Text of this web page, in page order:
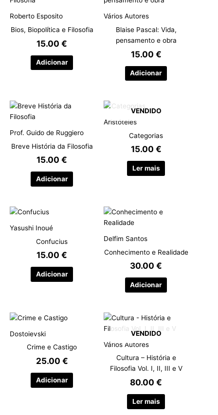
Roberto Esposito
Bios, Biopolítica e Filosofia
15.00€
Adicionar
Vários Autores
Blaise Pascal: Vida,
pensamento e obra
15.00 €
Adicionar
Prof. Guido de Ruggiero
Breve História da Filosofia
15.00€
Adicionar
VENDIDO
Aristóteles
Categorias
15.00 €
Ler mais
Yasushi Inoué
Confucius
15.00€
Adicionar
Delfim Santos
Conhecimento e Realidade
30.00€
Adicionar
Dostoievski
Crime e Castigo
25.00 €
Adicionar
VENDIDO
Vários Autores
Cultura – História e
Filosofia Vol. I, II, III e V
80.00€
Ler mais